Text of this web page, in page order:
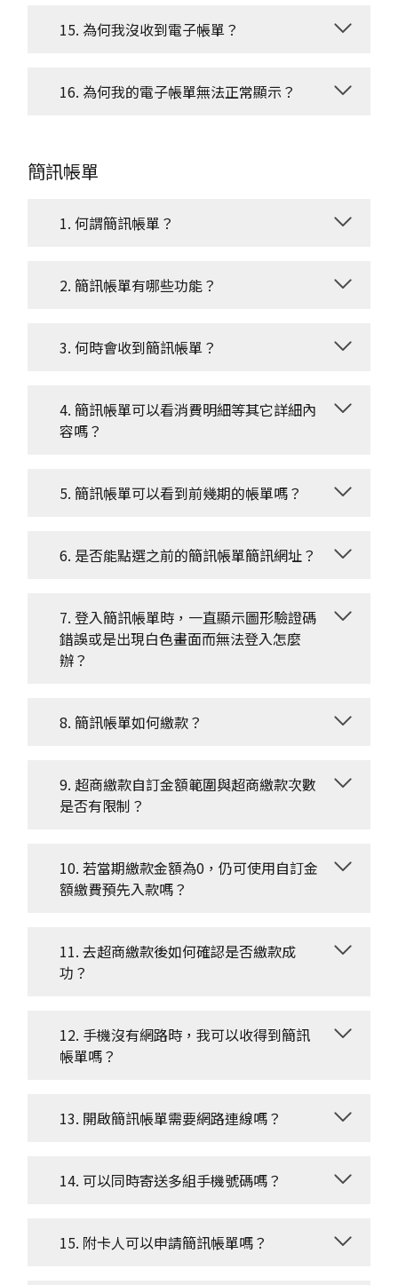
15. 為何我沒收到電子帳單？
16. 為何我的電子帳單無法正常顯示？
簡訊帳單
1. 何謂簡訊帳單？
2. 簡訊帳單有哪些功能？
3. 何時會收到簡訊帳單？
4. 簡訊帳單可以看消費明細等其它詳細內
容嗎？
5. 簡訊帳單可以看到前幾期的帳單嗎？
6. 是否能點選之前的簡訊帳單簡訊網址？
7. 登入簡訊帳單時，一直顯示圖形驗證碼
錯誤或是出現白色畫面而無法登入怎麼
辦？
8. 簡訊帳單如何繳款？
9. 超商繳款自訂金額範圍與超商繳款次數
是否有限制？
10. 若當期繳款金額為0，仍可使用自訂金
額繳費預先入款嗎？
11. 去超商繳款後如何確認是否繳款成
功？
12. 手機沒有網路時，我可以收得到簡訊
帳單嗎？
13. 開啟簡訊帳單需要網路連線嗎？
14. 可以同時寄送多組手機號碼嗎？
15. 附卡人可以申請簡訊帳單嗎？